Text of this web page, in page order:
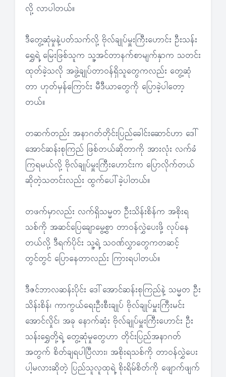
လို့ လာပါတယ်။
ဒီတွေ့ဆုံမှုနဲ့ပတ်သက်လို့ ဗိုလ်ချုပ်မှူးကြီးဟောင်း ဦးသန်း
ရွှေရဲ့ မြေးဖြစ်သူက သူ့အင်တာနက်စာမျက်နှာက သတင်း
ထုတ်ခဲ့သလို အဖွဲ့ချုပ်တာဝန်ရှိသူတွေကလည်း တွေ့ဆုံ
တာ ဟုတ်မှန်ကြောင်း မီဒီယာတွေကို ပြောခဲ့ပါတော့
တယ်။
တဆက်တည်း အနာဂတ်တိုင်းပြည်ခေါင်းဆောင်ဟာ ဒေါ်
အောင်ဆန်းစုကြည် ဖြစ်တယ်ဆိုတာကို အားလုံး လက်ခံ
ကြရမယ်လို့ ဗိုလ်ချုပ်မှူးကြီးဟောင်းက ပြောလိုက်တယ်
ဆိုတဲ့သတင်းလည်း ထွက်ပေါ်ခဲ့ပါတယ်။
တဖက်မှာလည်း လက်ရှိသမ္မတ ဦးသိန်းစိန်က အစိုးရ
သစ်ကို အဆင်ပြေချောမွေ့စွာ တာဝန်လွှဲပေးဖို့ လုပ်နေ
တယ်လို့ ဒီရက်ပိုင်း သူ့ရဲ့ သဝဏ်လွှာတွေကတဆင့်
တွင်တွင် ပြောနေတာလည်း ကြားရပါတယ်။
ဒီဇင်ဘာလဆန်းပိုင်း ဒေါ်အောင်ဆန်းစုကြည်နဲ့ သမ္မတ ဦး
သိန်းစိန်၊ ကာကွယ်ရေးဦးစီးချုပ် ဗိုလ်ချုပ်မှူးကြီးမင်း
အောင်လှိုင်၊ အခု နောက်ဆုံး ဗိုလ်ချုပ်မှူးကြီးဟောင်း ဦး
သန်းရွှေတို့ရဲ့ တွေ့ဆုံမှုတွေဟာ တိုင်းပြည်အနာဂတ်
အတွက် စိတ်ချရပါပြီလား၊ အစိုးရသစ်ကို တာဝန်လွှဲပေး
ပါ့မလားဆိုတဲ့ ပြည်သူလူထုရဲ့ စိုးရိမ်စိတ်ကို ဖျောက်ဖျက်